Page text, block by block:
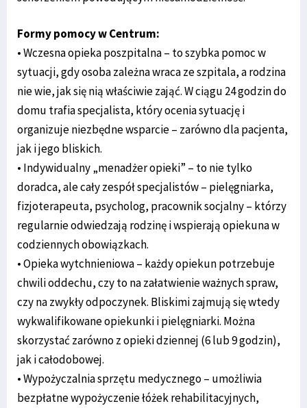
Formy pomocy w Centrum:
• Wczesna opieka poszpitalna – to szybka pomoc w
sytuacji, gdy osoba zależna wraca ze szpitala, a rodzina
nie wie, jak się nią właściwie zająć. W ciągu 24 godzin do
domu trafia specjalista, który ocenia sytuację i
organizuje niezbędne wsparcie – zarówno dla pacjenta,
jak i jego bliskich.
• Indywidualny „menadżer opieki” – to nie tylko
doradca, ale cały zespół specjalistów – pielęgniarka,
fizjoterapeuta, psycholog, pracownik socjalny – którzy
regularnie odwiedzają rodzinę i wspierają opiekuna w
codziennych obowiązkach.
• Opieka wytchnieniowa – każdy opiekun potrzebuje
chwili oddechu, czy to na załatwienie ważnych spraw,
czy na zwykły odpoczynek. Bliskimi zajmują się wtedy
wykwalifikowane opiekunki i pielęgniarki. Można
skorzystać zarówno z opieki dziennej (6 lub 9 godzin),
jak i całodobowej.
• Wypożyczalnia sprzętu medycznego – umożliwia
bezpłatne wypożyczenie łóżek rehabilitacyjnych,